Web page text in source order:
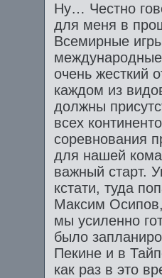
Ну… Честно
для меня в
Всемирные
очень жесткий
каждом из
должны
всех
соревнования
для нашей
важный старт.
кстати, туда
Максим
мы усиленно
было
Пекине и в
как раз в это